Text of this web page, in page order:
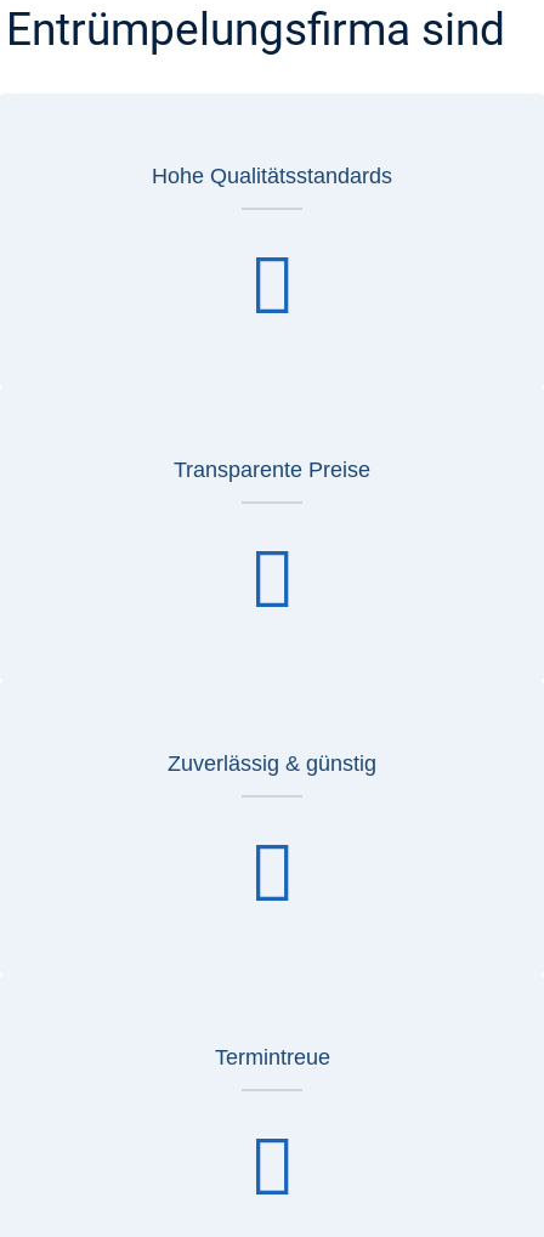
Entrümpelungsfirma sind
Hohe Qualitätsstandards
Transparente Preise
Zuverlässig & günstig
Termintreue